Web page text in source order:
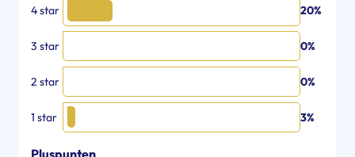
4 star 20%
3 star 0%
2 star 0%
1 star 3%
Pluspunten